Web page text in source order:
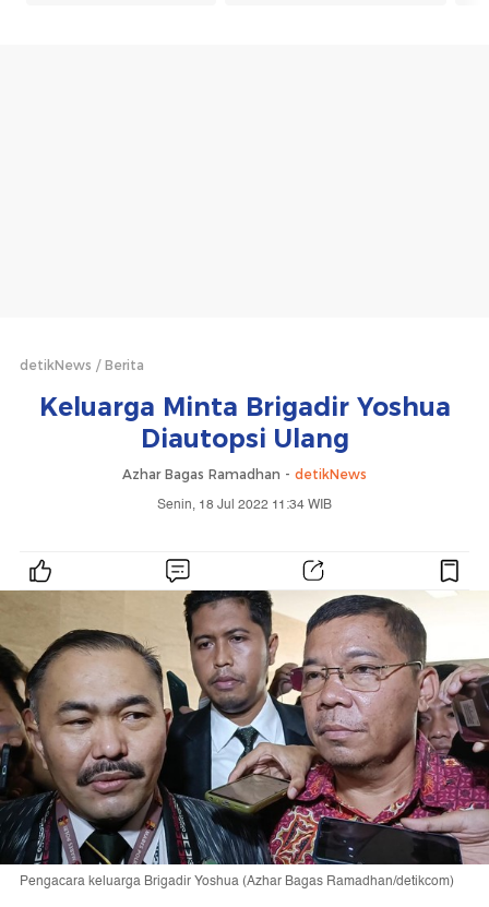
detikNews Berita
Keluarga Minta Brigadir Yoshua
Diautopsi Ulang
Azhar Bagas Ramadhan - detikNews
Senin, 18 Jul 2022 11:34 WIB
Pengacara keluarga Brigadir Yoshua (Azhar Bagas Ramadhan/detikcom)